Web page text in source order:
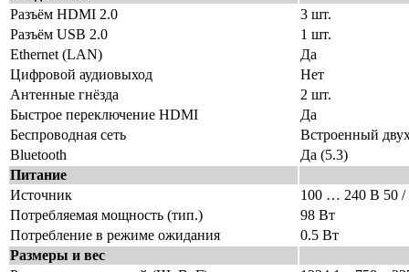
Разъём HDMI 2.0
3 шт.
Разъём USB 2.0
1 шт.
Ethernet (LAN)
Да
Цифровой аудиовыход
Нет
Антенные гнёзда
2 шт.
Быстрое переключение HDMI
Да
Беспроводная сеть
Встроенный
Bluetooth
Да (5.3)
Питание
Источник
100 … 240 В 50 /
Потребляемая мощность (тип.)
98 Вт
Потребление в режиме ожидания
0.5 Вт
Размеры и вес